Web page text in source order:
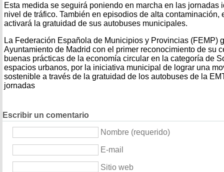
Esta medida se seguirá poniendo en marcha en las jornadas
nivel de tráfico. También en episodios de alta contaminación,
activará la gratuidad de sus autobuses municipales.
La Federación Española de Municipios y Provincias (FEMP)
Ayuntamiento de Madrid con el primer reconocimiento de su
buenas prácticas de la economía circular en la categoría de
espacios urbanos, por la iniciativa municipal de lograr una
sostenible a través de la gratuidad de los autobuses de la
jornadas
Escribir un comentario
Nombre (requerido)
E-mail
Sitio web